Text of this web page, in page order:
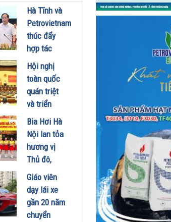
kinh doanh
xăng dầu
29/07/2026
Hà Tĩnh và
Petrovietnam
thúc đẩy
hợp tác
phát triển
trung tâm
công
nghiệp -
sinh thái
tại Vũng
Áng
29/07/2026
Hội nghị
toàn quốc
quán triệt
và triển
khai thực
hiện Nghị
quyết Hội
nghị Trung
29/07/2026
Bia Hơi Hà
Nội lan tỏa
hương vị
Thủ đô,
khuấy động
mùa hè tại
TP. Hồ Chí
Minh
Giáo viên
dạy lái xe
gần 20 năm
chuyển